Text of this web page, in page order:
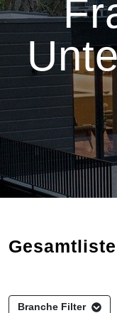
Branche Filter